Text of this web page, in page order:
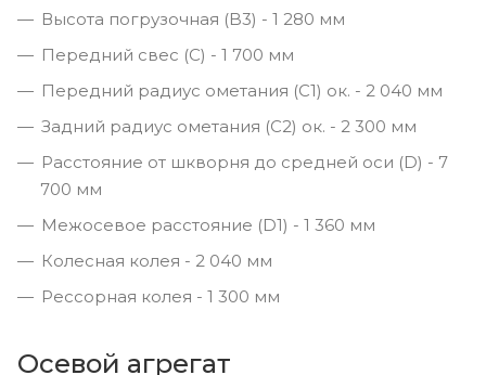
Высота погрузочная (B3) - 1 280 мм
Передний свес (С) - 1 700 мм
Передний радиус ометания (С1) ок. - 2 040 мм
Задний радиус ометания (С2) ок. - 2 300 мм
Расстояние от шкворня до средней оси (D) - 7
700 мм
Межосевое расстояние (D1) - 1 360 мм
Колесная колея - 2 040 мм
Рессорная колея - 1 300 мм
Осевой агрегат